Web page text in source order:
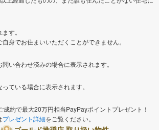
す。
身でお住まいいただくことができません。
い合わせ済みの場合に表示されます。
ている場合に表示されます。
成約で最大20万円相当PayPayポイントプレゼント！
プレゼント詳細をご覧ください。